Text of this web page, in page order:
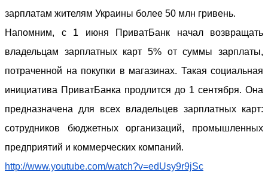
зарплатам жителям Украины более 50 млн гривень.
Напомним, с 1 июня ПриватБанк начал возвращать
владельцам зарплатных карт 5% от суммы зарплаты,
потраченной на покупки в магазинах. Такая социальная
инициатива ПриватБанка продлится до 1 сентября. Она
предназначена для всех владельцев зарплатных карт:
сотрудников бюджетных организаций, промышленных
предприятий и коммерческих компаний.
http://www.youtube.com/watch?v=edUsy9r9jSc